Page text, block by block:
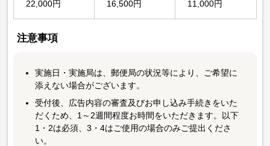
22,000円 16,500円 11,000円
注意事項
実施日・実施局は、郵便局の状況等により、ご希望に
添えない場合がございます。
受付後、広告内容の審査及びお申し込み手続きをいた
だくため、1～2週間程度お時間をいただきます。以下
1・2は必須、3・4はご使用の場合のみご提出くださ
い。